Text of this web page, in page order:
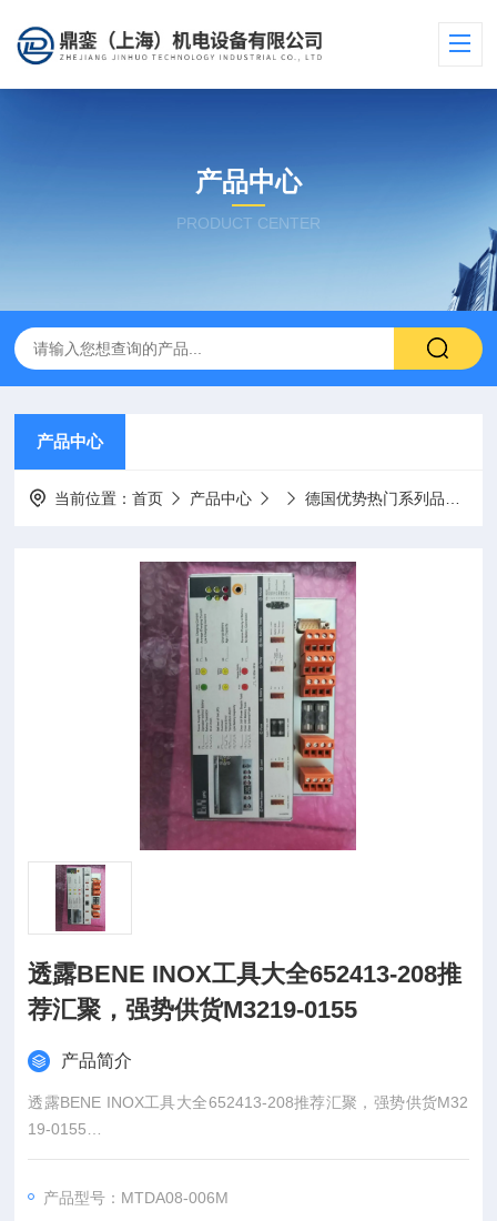
产品中心
PRODUCT CENTER
产品中心
当前位置：首页 产品中心 德国优势热门系列品牌
透露BENE INOX工具大全652413-208推
荐汇聚，强势供货M3219-0155
产品简介
透露BENE INOX工具大全652413-208推荐汇聚，强势供货M32
19-0155
：王
产品型号：MTDA08-006M